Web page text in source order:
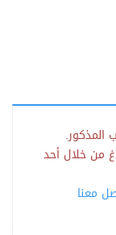
المذكور.
من خلال أحد
معنا